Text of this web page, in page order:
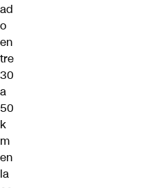
ad
o
en
tre
30
a
50
k
m
en
la